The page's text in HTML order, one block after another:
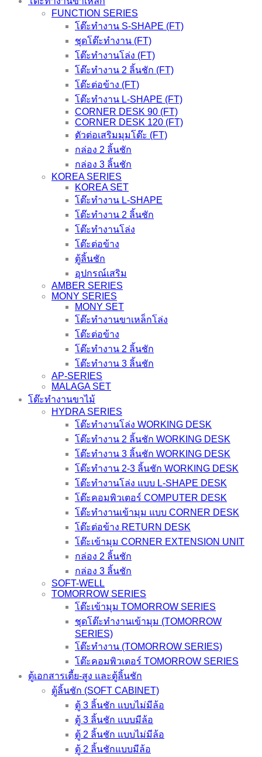
FUNCTION SERIES
โต๊ะทำงาน S-SHAPE (FT)
ชุดโต๊ะทำงาน (FT)
โต๊ะทำงานโล่ง (FT)
โต๊ะทำงาน 2 ลิ้นชัก (FT)
โต๊ะต่อข้าง (FT)
โต๊ะทำงาน L-SHAPE (FT)
CORNER DESK 90 (FT)
CORNER DESK 120 (FT)
ตัวต่อเสริมมุมโต๊ะ (FT)
กล่อง 2 ลิ้นชัก
กล่อง 3 ลิ้นชัก
KOREA SERIES
KOREA SET
โต๊ะทำงาน L-SHAPE
โต๊ะทำงาน 2 ลิ้นชัก
โต๊ะทำงานโล่ง
โต๊ะต่อข้าง
ตู้ลิ้นชัก
อุปกรณ์เสริม
AMBER SERIES
MONY SERIES
MONY SET
โต๊ะทำงานขาเหล็กโล่ง
โต๊ะต่อข้าง
โต๊ะทำงาน 2 ลิ้นชัก
โต๊ะทำงาน 3 ลิ้นชัก
AP-SERIES
MALAGA SET
โต๊ะทำงานขาไม้
HYDRA SERIES
โต๊ะทำงานโล่ง WORKING DESK
โต๊ะทำงาน 2 ลิ้นชัก WORKING DESK
โต๊ะทำงาน 3 ลิ้นชัก WORKING DESK
โต๊ะทำงาน 2-3 ลิ้นชัก WORKING DESK
โต๊ะทำงานโล่ง แบบ L-SHAPE DESK
โต๊ะคอมพิวเตอร์ COMPUTER DESK
โต๊ะทำงานเข้ามุม แบบ CORNER DESK
โต๊ะต่อข้าง RETURN DESK
โต๊ะเข้ามุม CORNER EXTENSION UNIT
กล่อง 2 ลิ้นชัก
กล่อง 3 ลิ้นชัก
SOFT-WELL
TOMORROW SERIES
โต๊ะเข้ามุม TOMORROW SERIES
ชุดโต๊ะทำงานเข้ามุม (TOMORROW
SERIES)
โต๊ะทำงาน (TOMORROW SERIES)
โต๊ะคอมพิวเตอร์ TOMORROW SERIES
ตู้เอกสารเตี้ย-สูง และตู้ลิ้นชัก
ตู้ลิ้นชัก (SOFT CABINET)
ตู้ 3 ลิ้นชัก แบบไม่มีล้อ
ตู้ 3 ลิ้นชัก แบบมีล้อ
ตู้ 2 ลิ้นชัก แบบไม่มีล้อ
ตู้ 2 ลิ้นชักแบบมีล้อ